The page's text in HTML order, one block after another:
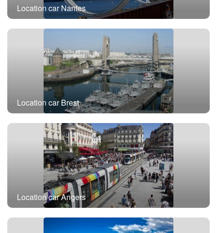
Location car Nantes
Location car Brest
Location car Angers